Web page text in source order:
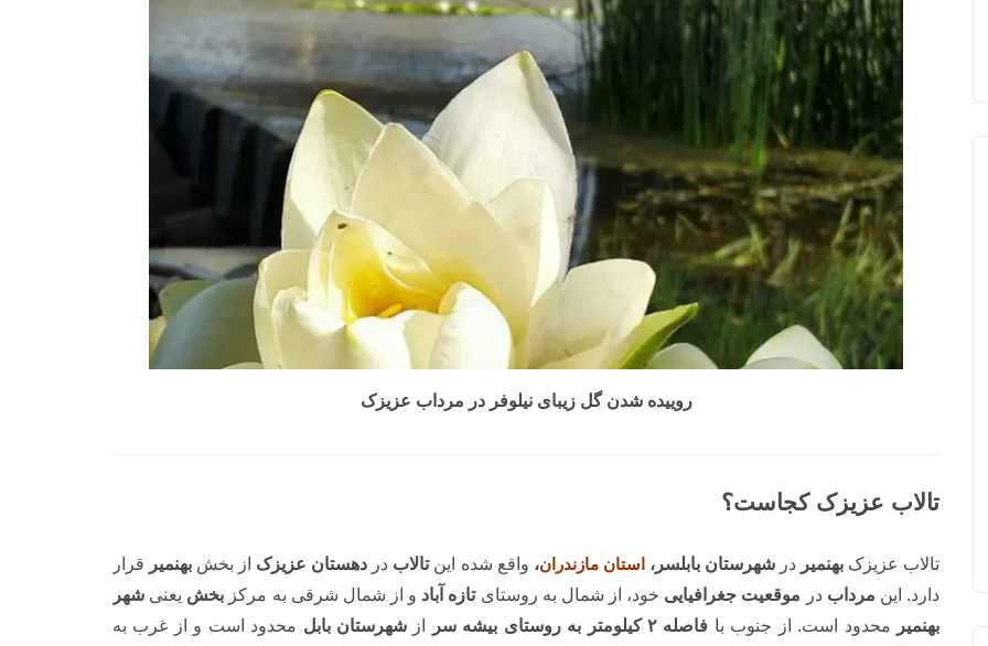
روییده شدن گل زیبای نیلوفر در مرداب عزیزک
تالاب عزیزک کجاست؟
تالاب عزیزکبهنمیر درشهرستان بابلسر، استان مازندران، واقع شده اینتالاب در دهستان عزیزک از بخش بهنمیر قرار
دارد. این مرداب در موقعیت جغرافیایی خود، از شمال به روستایتازه آباد و از شمال شرقی به مرکز بخش یعنی شهر
بهنمیر
محدود است. از جنوب با فاصله ۲ کیلومتر به روستای بیشه سر از شهرستان بابل محدود است و از غرب به